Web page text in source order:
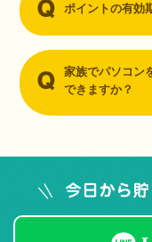
ポイントの有効
家族でパソコン
できますか？